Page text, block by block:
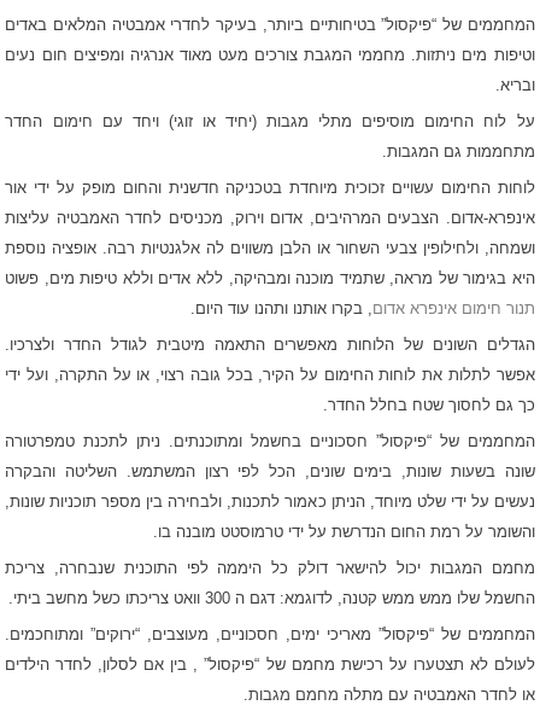
המחממים של “פיקסול” בטיחותיים ביותר, בעיקר לחדרי אמבטיה המלאים באדים
וטיפות מים ניתזות. מחממי המגבת צורכים מעט מאוד אנרגיה ומפיצים חום נעים
ובריא.
על לוח החימום מוסיפים מתלי מגבות (יחיד או זוגי) ויחד עם חימום החדר
מתחממות גם המגבות.
לוחות החימום עשויים זכוכית מיוחדת בטכניקה חדשנית והחום מופק על ידי אור
אינפרא-אדום. הצבעים המרהיבים, אדום וירוק, מכניסים לחדר האמבטיה עליצות
ושמחה, ולחילופין צבעי השחור או הלבן משווים לה אלגנטיות רבה. אופציה נוספת
היא בגימור של מראה, שתמיד מוכנה ומבהיקה, ללא אדים וללא טיפות מים, פשוט
תנור חימום אינפרא אדום, בקרו אותנו ותהנו עוד היום.
הגדלים השונים של הלוחות מאפשרים התאמה מיטבית לגודל החדר ולצרכיו.
אפשר לתלות את לוחות החימום על הקיר, בכל גובה רצוי, או על התקרה, ועל ידי
כך גם לחסוך שטח בחלל החדר.
המחממים של “פיקסול” חסכוניים בחשמל ומתוכנתים. ניתן לתכנת טמפרטורה
שונה בשעות שונות, בימים שונים, הכל לפי רצון המשתמש. השליטה והבקרה
נעשים על ידי שלט מיוחד, הניתן כאמור לתכנות, ולבחירה בין מספר תוכניות שונות,
והשומר על רמת החום הנדרשת על ידי טרמוסטט מובנה בו.
מחמם המגבות יכול להישאר דולק כל היממה לפי התוכנית שנבחרה, צריכת
החשמל שלו ממש ממש קטנה, לדוגמא: דגם ה 300 וואט צריכתו כשל מחשב ביתי.
המחממים של “פיקסול” מאריכי ימים, חסכוניים, מעוצבים, “ירוקים” ומתוחכמים.
לעולם לא תצטערו על רכישת מחמם של “פיקסול” , בין אם לסלון, לחדר הילדים
או לחדר האמבטיה עם מתלה מחמם מגבות.